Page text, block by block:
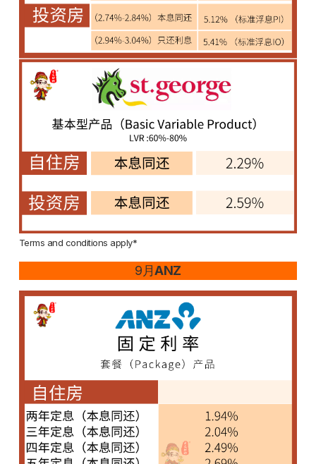
Terms and conditions apply*
9月ANZ